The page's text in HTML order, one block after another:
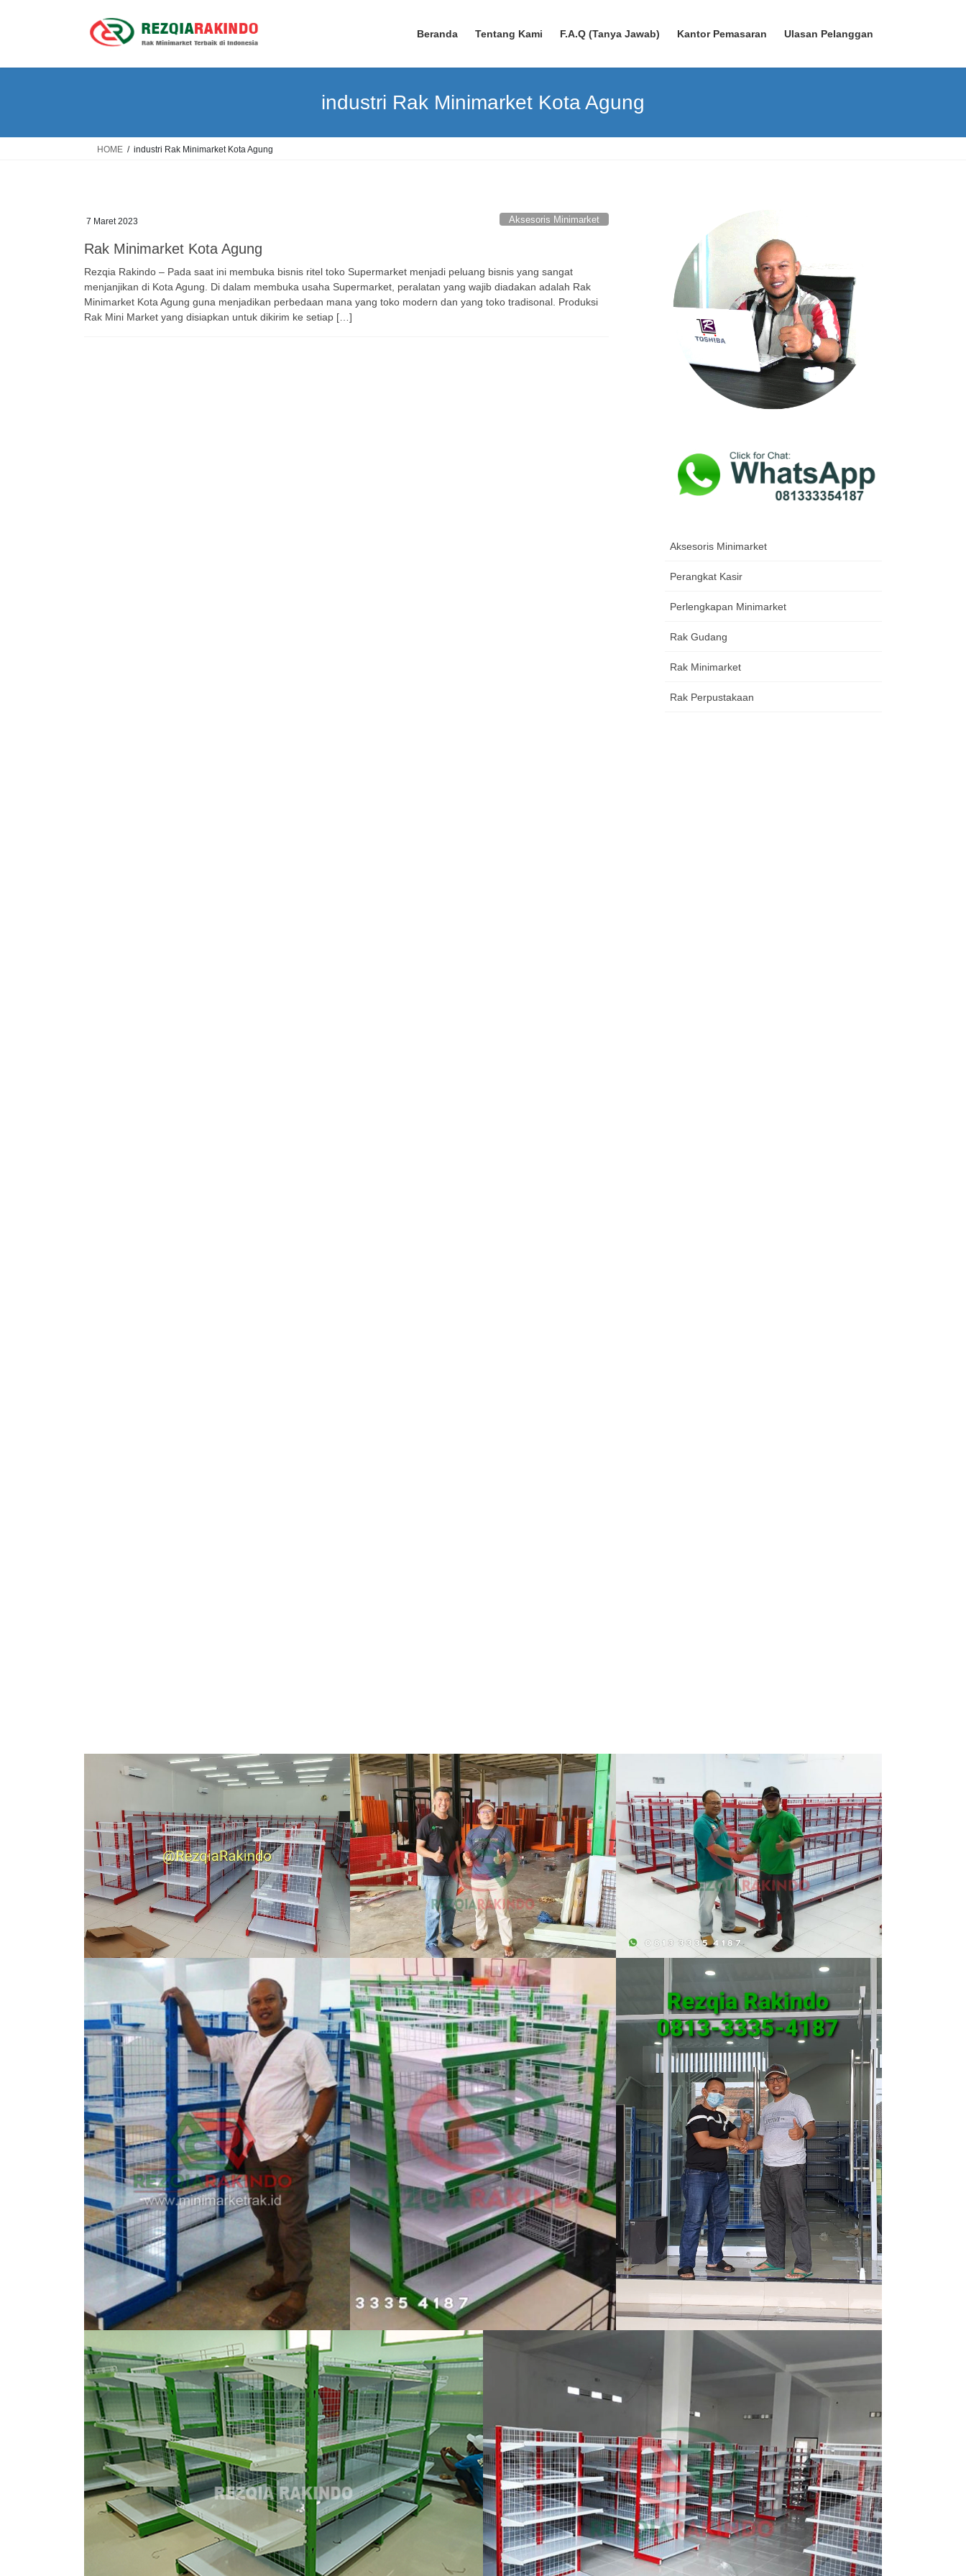
Beranda Tentang Kami F.A.Q (Tanya Jawab) Kantor Pemasaran Ulasan Pelanggan
industri Rak Minimarket Kota Agung
HOME industri Rak Minimarket Kota Agung
7 Maret 2023 Aksesoris Minimarket
Rak Minimarket Kota Agung
Rezqia Rakindo – Pada saat ini membuka bisnis ritel toko Supermarket menjadi peluang bisnis yang sangat
menjanjikan di Kota Agung. Di dalam membuka usaha Supermarket, peralatan yang wajib diadakan adalah Rak
Minimarket Kota Agung guna menjadikan perbedaan mana yang toko modern dan yang toko tradisonal. Produksi
Rak Mini Market yang disiapkan untuk dikirim ke setiap […]
Aksesoris Minimarket
Perangkat Kasir
Perlengkapan Minimarket
Rak Gudang
Rak Minimarket
Rak Perpustakaan